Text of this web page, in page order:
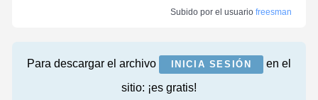
Subido por el usuario freesman
Para descargar el archivo INICIA SESIÓN
en el
sitio: ¡es gratis!